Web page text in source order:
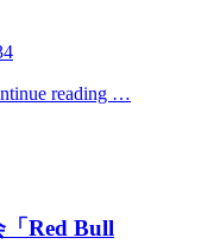
reading …
Red Bull